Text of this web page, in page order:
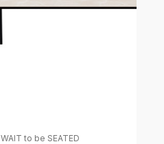
WAIT to be SEATED